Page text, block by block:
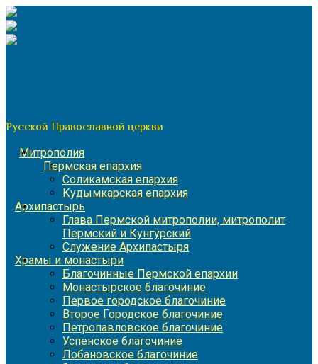
Перейти
к
содержимому
Русской Православной церкви
Митрополия
Пермская епархия
Соликамская епархия
Кудымкарская епархия
Архипастырь
Глава Пермской митрополии, митрополит
Пермский и Кунгурский
Служение Архипастыря
Храмы и монастыри
Благочинные Пермской епархии
Монастырское благочиние
Первое городское благочиние
Второе Городское благочиние
Петропавловское благочиние
Успенское благочиние
Лобановское благочиние